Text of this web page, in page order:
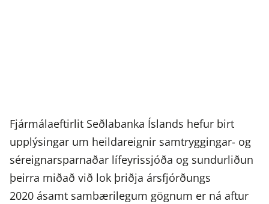
Fjármálaeftirlit Seðlabanka Íslands hefur birt
upplýsingar um heildareignir samtryggingar- og
séreignarsparnaðar lífeyrissjóða og sundurliðun
þeirra miðað við lok þriðja ársfjórðungs
2020 ásamt sambærilegum gögnum er ná aftur